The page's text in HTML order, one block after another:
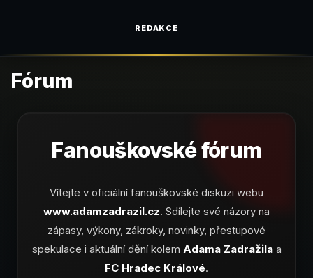
REDAKCE
Fórum
Fanouškovské fórum
Vítejte v oficiální fanouškovské diskuzi webu
www.adamzadrazil.cz. Sdílejte své názory na
zápasy, výkony, zákroky, novinky, přestupové
spekulace i aktuální dění kolem Adama Zadražilaa
FC Hradec Králové.